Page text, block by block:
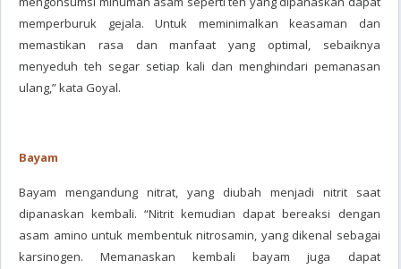
memperburuk gejala. Untuk meminimalkan keasaman dan
memastikan rasa dan manfaat yang optimal, sebaiknya
menyeduh teh segar setiap kali dan menghindari pemanasan
ulang,” kata Goyal.
Bayam
Bayam mengandung nitrat, yang diubah menjadi nitrit saat
dipanaskan kembali. “Nitrit kemudian dapat bereaksi dengan
asam amino untuk membentuk nitrosamin, yang dikenal sebagai
karsinogen. Memanaskan kembali bayam juga dapat